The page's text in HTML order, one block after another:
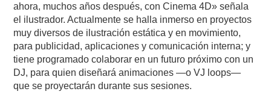
ahora, muchos años después, con Cinema 4D» señala
el ilustrador. Actualmente se halla inmerso en proyectos
muy diversos de ilustración estática y en movimiento,
para publicidad, aplicaciones y comunicación interna; y
tiene programado colaborar en un futuro próximo con un
DJ, para quien diseñará animaciones —o VJ loops—
que se proyectarán durante sus sesiones.